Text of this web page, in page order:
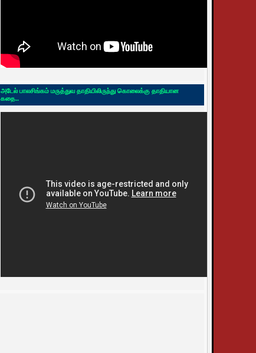
அடேல் பாலசிங்கம் மருத்துவ தாதியிலிருந்து கொலைக்கு தாதியான
கதை..